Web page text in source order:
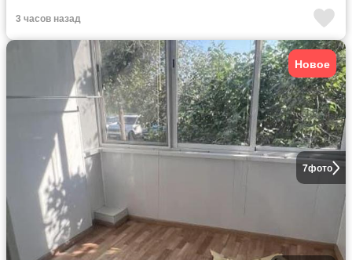
3 часов назад
7фото
Новое